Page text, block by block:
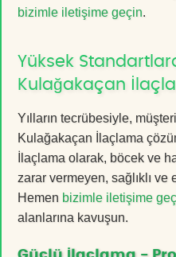
bizimle iletişime geçin.
Yüksek
Kulağakaçan
Yılların tecrübesiyle,
Kulağakaçan İlaçlama
İlaçlama olarak, böcek ve
zarar vermeyen, sağlıklı ve
Hemen bizimle iletişime
alanlarına kavuşun.